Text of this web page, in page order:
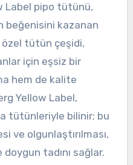
beğenisini kazanan
özel tütün çeşidi,
için eşsiz bir
hem de kalite
Yellow Label,
tütünleriyle bilinir; bu
ve olgunlaştırılması,
tadını sağlar.